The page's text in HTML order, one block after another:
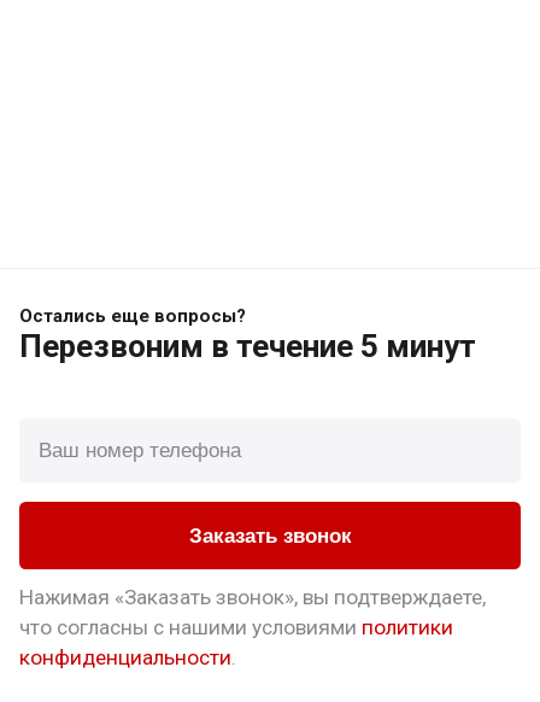
Остались еще вопросы?
Перезвоним в течение 5 минут
Заказать звонок
Нажимая «Заказать звонок», вы подтверждаете,
что согласны с нашими условиями политики
конфиденциальности.